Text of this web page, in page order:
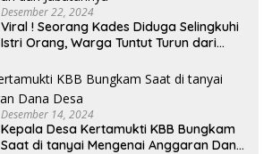
Desember 22, 2024
Viral ! Seorang Kades Diduga Selingkuhi
Istri Orang, Warga Tuntut Turun dari
Desember 14, 2024
Kepala Desa Kertamukti KBB Bungkam
Saat di tanyai Mengenai Anggaran Dana